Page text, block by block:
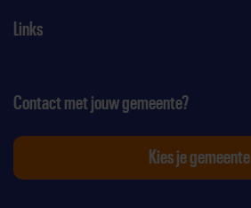
Links
Contact met jouw gemeente?
Kies je gemeente